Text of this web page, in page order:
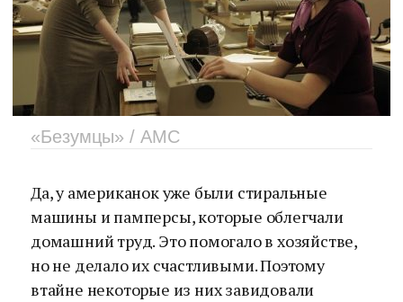
«Безумцы» / AMC
Да, у американок уже были стиральные
машины и памперсы, которые облегчали
домашний труд. Это помогало в хозяйстве,
но не делало их счастливыми. Поэтому
втайне некоторые из них завидовали